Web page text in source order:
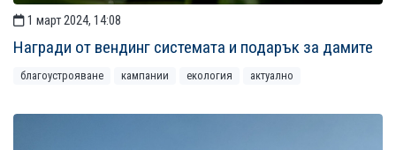
1 март 2024, 14:08
Награди от вендинг системата и подарък за дамите
благоустрояване кампании екология актуално